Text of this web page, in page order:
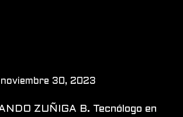
noviembre 30, 2023
ZUÑIGA B. Tecnólogo en